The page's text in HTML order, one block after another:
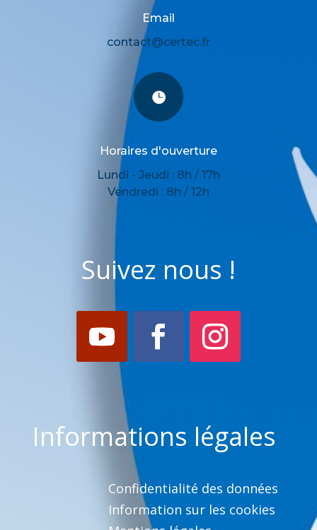
Email
contact@certec.fr

Horaires d'ouverture
Lundi - Jeudi : 8h / 17h
Vendredi : 8h / 12h
Suivez nous !
Informations légales
Confidentialité des données
Information sur les cookies